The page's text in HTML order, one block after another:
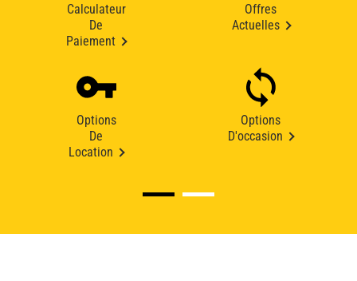
Calculateur
De
Paiement
Offres
Actuelles
Options
De
Location
Options
D'occasion